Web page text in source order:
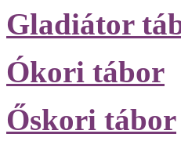
Gladiátor
Ókori tábor
Őskori tábor